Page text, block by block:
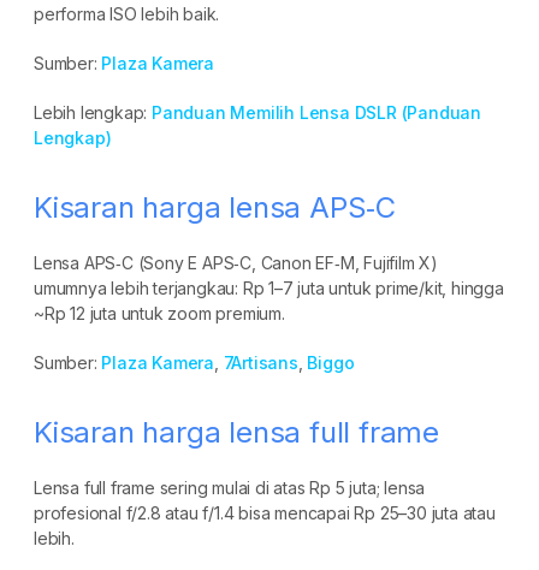
performa ISO lebih baik.
Sumber: Plaza Kamera
Lebih lengkap: Panduan Memilih Lensa DSLR (Panduan
Lengkap)
Kisaran harga lensa APS‑C
Lensa APS‑C (Sony E APS‑C, Canon EF‑M, Fujifilm X)
umumnya lebih terjangkau: Rp 1–7 juta untuk prime/kit, hingga
~Rp 12 juta untuk zoom premium.
Sumber: Plaza Kamera 7Artisans Biggo
Kisaran harga lensa full frame
Lensa full frame sering mulai di atas Rp 5 juta; lensa
profesional f/2.8 atau f/1.4 bisa mencapai Rp 25–30 juta atau
lebih.